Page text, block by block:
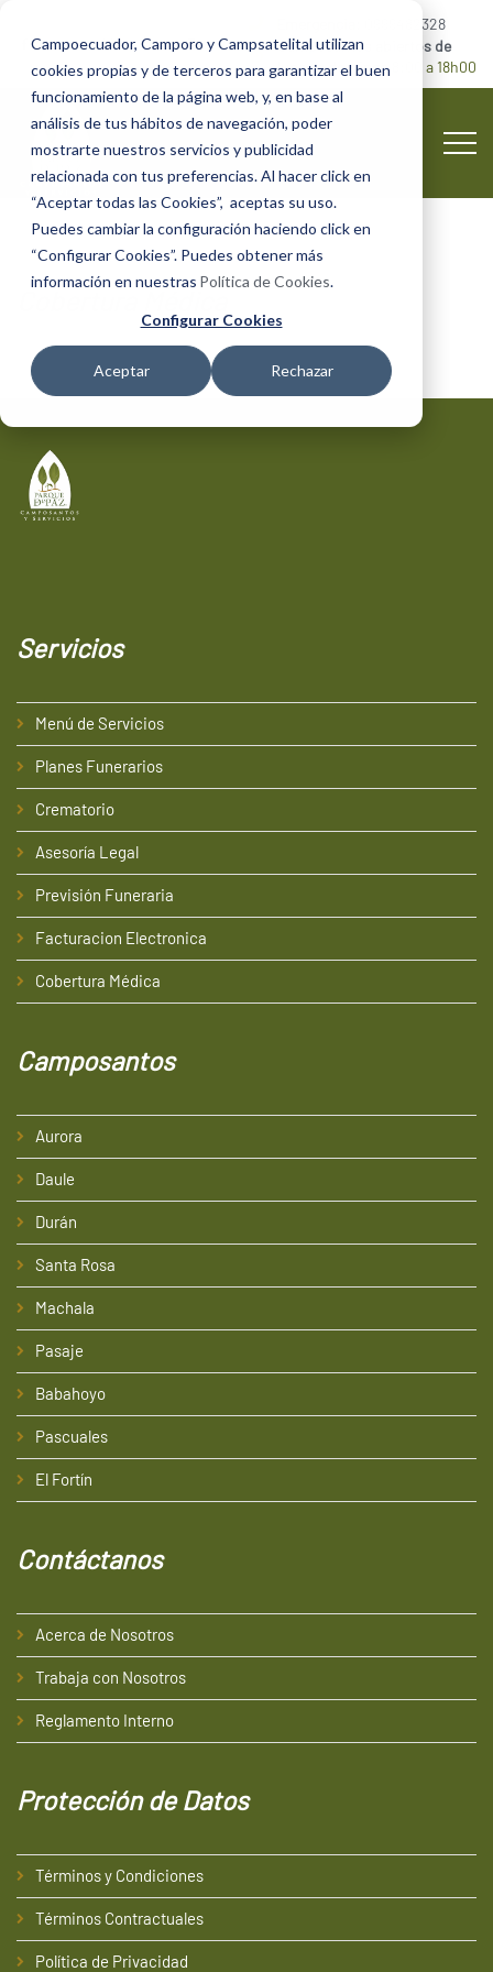
Campoecuador, Camporo y Campsatelital utilizan
cookies propias y de terceros para garantizar el buen
funcionamiento de la página web, y, en base al
análisis de tus hábitos de navegación, poder
mostrarte nuestros servicios y publicidad
relacionada con tus preferencias. Al hacer click en
“Aceptar todas las Cookies”, aceptas su uso.
Puedes cambiar la configuración haciendo click en
“Configurar Cookies”. Puedes obtener más
información en nuestras Política de Cookies.
Configurar Cookies
Aceptar Rechazar
0999482328
Camposantos abiertos de
lunes a domingo
8:00 a 18h00
Servicios
Menú de Servicios
Planes Funerarios
Crematorio
Asesoría Legal
Previsión Funeraria
Facturacion Electronica
Cobertura Médica
Camposantos
Aurora
Daule
Durán
Santa Rosa
Machala
Pasaje
Babahoyo
Pascuales
El Fortín
Contáctanos
Acerca de Nosotros
Trabaja con Nosotros
Reglamento Interno
Protección de Datos
Términos y Condiciones
Términos Contractuales
Política de Privacidad